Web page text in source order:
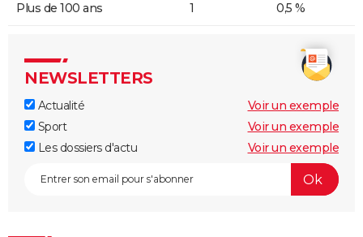
Plus de 100 ans 1 0,5 %
NEWSLETTERS
Actualité
Voir un exemple
Sport
Voir un exemple
Les dossiers d'actu
Voir un exemple